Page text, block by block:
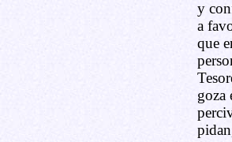
y
a
que
goza